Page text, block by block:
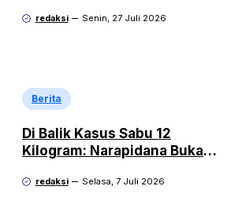
ekstrem Audax Malang 300 KM
redaksi Senin, 27 Juli 2026
Berita
Di Balik Kasus Sabu 12
Kilogram: Narapidana Buka
yang Dipecat dan Dipidana?
redaksi Selasa, 7 Juli 2026